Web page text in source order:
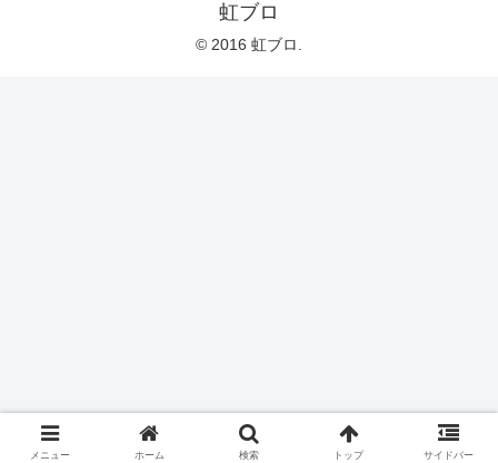
虹ブロ
© 2016 虹ブロ.
メニュー ホーム 検索 トップ サイドバー